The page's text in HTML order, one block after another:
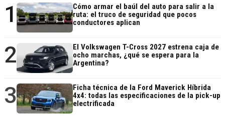
1
Cómo armar el baúl del auto para salir a la
ruta: el truco de seguridad que pocos
conductores aplican
2
El Volkswagen T-Cross 2027 estrena caja de
ocho marchas, ¿qué se espera para la
Argentina?
3
Ficha técnica de la Ford Maverick Híbrida
4x4: todas las especificaciones de la pick-up
electrificada